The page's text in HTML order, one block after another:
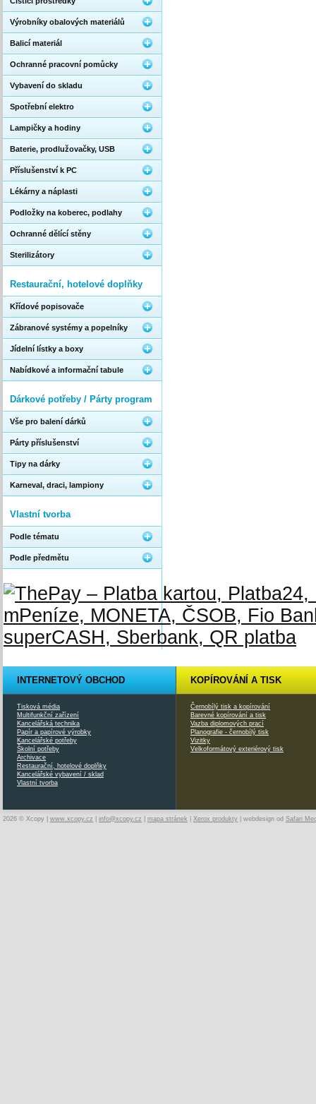
Výrobníky obalových materiálů
Balicí materiál
Ochranné pracovní pomůcky
Vybavení do skladu
Spotřební elektro
Lampičky a hodiny
Baterie, prodlužovačky, USB
Příslušenství k PC
Lékárny a náplasti
Podložky na koberec, podlahy
Ochranné dělící stěny
Sterilizátory
Restaurační, hotelové doplňky
Křídové popisovače
Zábranové systémy a popelníky
Jídelní lístky a boxy
Nabídkové a informační tabule
Dárkové potřeby / Párty program
Vše pro balení dárků
Párty příslušenství
Tipy na dárky
Karneval, draci, lampiony
Vlastní tvorba
Podle tématu
Podle předmětu
INTERNETOVÝ OBCHOD
Tisková média
Multifunkční zařízení
Kancelářská technika
Papír a papírové výrobky
Kancelářské potřeby
Školní potřeby
Archivace
Restaurační, hotelové doplňky
Kancelářské vybavení / sklad
Vlastní tvorba
KOPÍROVÁNÍ A TISK
Černobílý tisk a kopírování
Barevné kopírování a tisk
Vazba diplomových prací
Planografie - černobílý tisk
Vizitky
Velkoformátový exteriérový tisk
2026 © Xcopy | www.xcopy.cz info@xcopy.cz mapa stránek Xerox produkty | webdesign od Safari